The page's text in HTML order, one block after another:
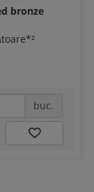
bronze
buc.